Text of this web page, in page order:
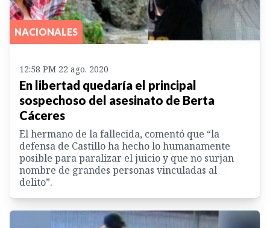
NACIONALES
12:58 PM 22 ago. 2020
En libertad quedaría el principal
sospechoso del asesinato de Berta
Cáceres
El hermano de la fallecida, comentó que “la
defensa de Castillo ha hecho lo humanamente
posible para paralizar el juicio y que no surjan
nombre de grandes personas vinculadas al
delito”.